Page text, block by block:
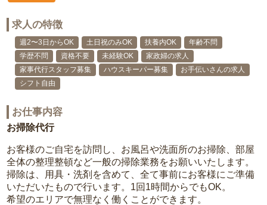
求人の特徴
週2〜3日からOK 土日祝のみOK 扶養内OK
年齢不問
学歴不問
資格不要 未経験OK
家政婦の求人
家事代行スタッフ募集
ハウスキーパー募集
お手伝いさんの求人
シフト自由
お仕事内容
お掃除代行
お客様のご自宅を訪問し、お風呂や洗面所のお掃除、部屋
全体の整理整頓など一般の掃除業務をお願いいたします。
掃除は、用具・洗剤を含めて、全て事前にお客様にご準備
いただいたもので行います。1回1時間からでもOK。
希望のエリアで無理なく働くことができます。